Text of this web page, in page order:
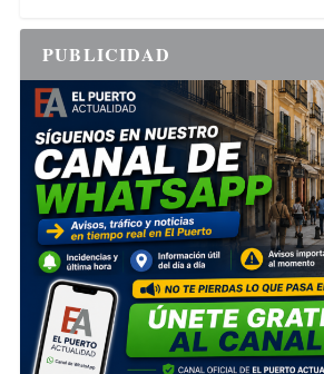
PUBLICIDAD